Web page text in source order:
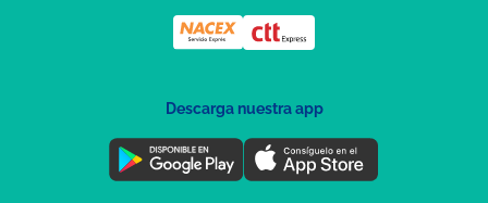
Descarga nuestra app